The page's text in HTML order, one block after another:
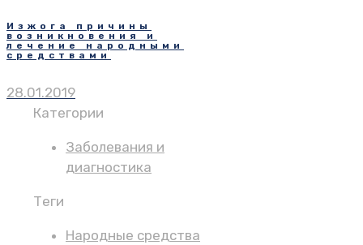
Изжога причины
возникновения и
лечение народными
средствами
28.01.2019
Категории
Заболевания и
диагностика
Теги
Народные средства